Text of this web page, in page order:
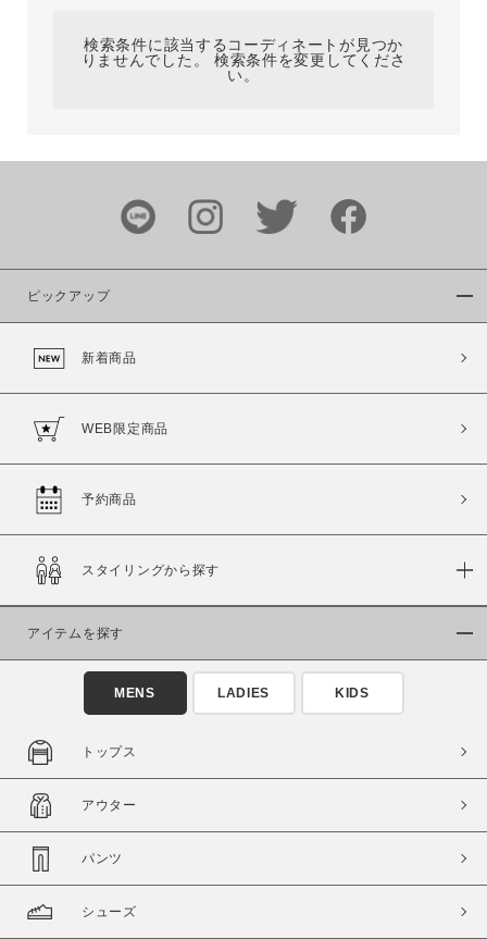
ブランド
カラー
商品タイプ
通常商品
セール価格 WEB限定
在庫
在庫あり
検索条件に該当するコーディネートが見つか
りませんでした。 検索条件を変更してくださ
い。
ピックアップ
新着商品
WEB限定商品
予約商品
スタイリングから探す
アイテムを探す
MENS LADIES KIDS
トップス
アウター
パンツ
シューズ